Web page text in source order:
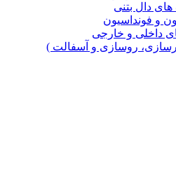
دال بتنی
و فونداسیون
داخلی و خارجی
روسازی و آسفالت )